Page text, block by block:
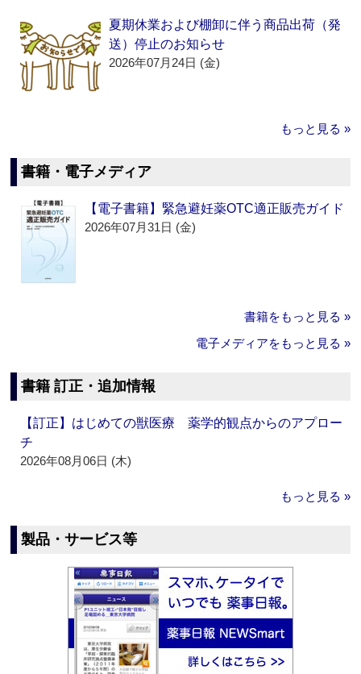
夏期休業および棚卸に伴う商品出荷（発
送）停止のお知らせ
2026年07月24日 (金)
もっと見る »
書籍・電子メディア
【電子書籍】緊急避妊薬OTC適正販売ガイド
2026年07月31日 (金)
書籍をもっと見る »
電子メディアをもっと見る »
書籍 訂正・追加情報
【訂正】はじめての獣医療 薬学的観点からのアプロー
チ
2026年08月06日 (木)
もっと見る »
製品・サービス等